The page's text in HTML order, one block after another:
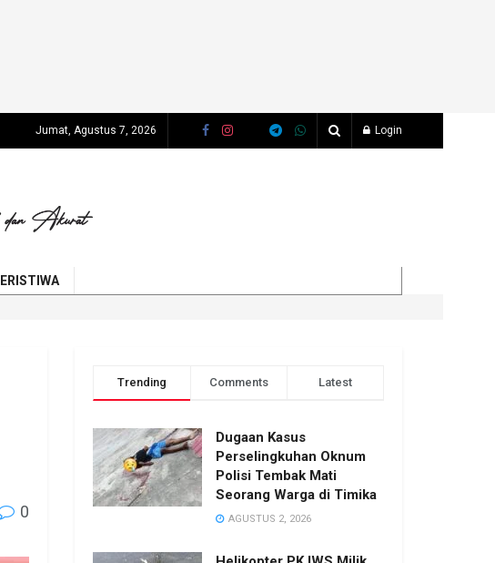
Jumat, Agustus 7, 2026 Login
0
Trending Comments Latest
Dugaan Kasus
Perselingkuhan Oknum
Polisi Tembak Mati
Seorang Warga di Timika
AGUSTUS 2, 2026